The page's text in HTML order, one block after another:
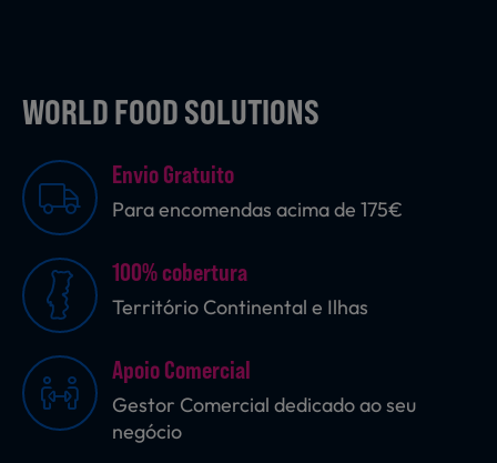
Bebidas e Garrafeira
Produtos Vegetarianos
Sobremesas
Ração para Animais
WORLD FOOD SOLUTIONS
Envio Gratuito
Para encomendas acima de 175€
100% cobertura
Território Continental e Ilhas
Apoio Comercial
Gestor Comercial dedicado ao seu
negócio